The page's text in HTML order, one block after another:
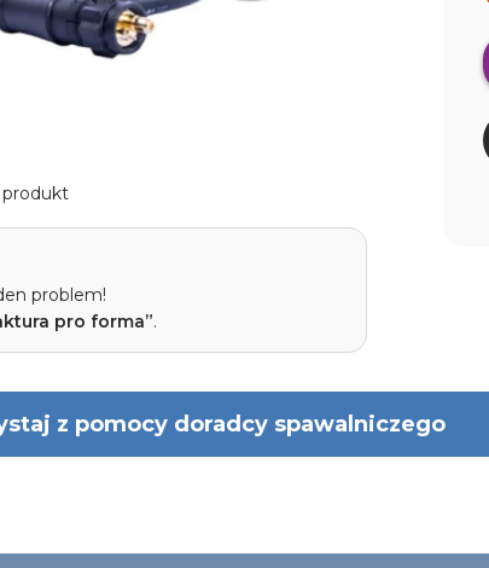
problem!
pro forma”.
z pomocy doradcy spawalniczego